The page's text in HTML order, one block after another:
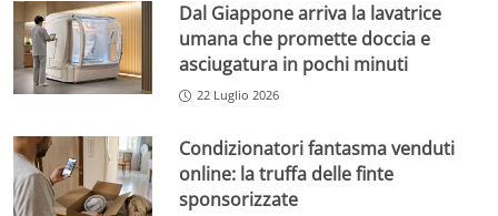
Dal Giappone arriva la lavatrice
umana che promette doccia e
asciugatura in pochi minuti
22 Luglio 2026
Condizionatori fantasma venduti
online: la truffa delle finte
sponsorizzate